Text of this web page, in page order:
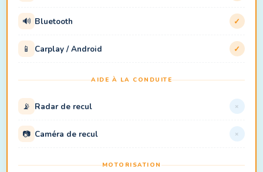
🔊 Bluetooth ✓
📱 Carplay / Android ✓
AIDE À LA CONDUITE
📡 Radar de recul ×
📷 Caméra de recul ×
MOTORISATION